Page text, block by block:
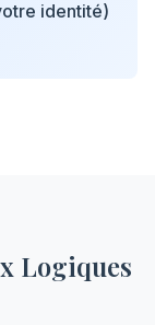
identité)
Logiques